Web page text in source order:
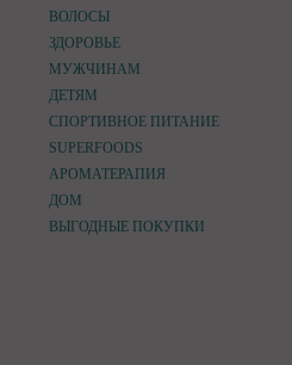
ВОЛОСЫ
ЗДОРОВЬЕ
МУЖЧИНАМ
ДЕТЯМ
СПОРТИВНОЕ ПИТАНИЕ
SUPERFOODS
АРОМАТЕРАПИЯ
ДОМ
ВЫГОДНЫЕ ПОКУПКИ